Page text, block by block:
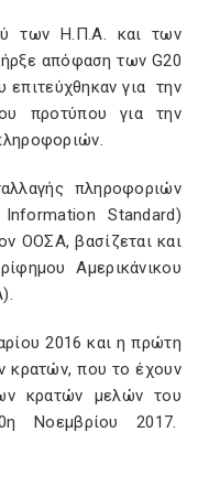
των Η.Π.Α. και των
απόφαση των G20
για την
προτύπου για την
πληροφοριών
Standard)
ΟΟΣΑ, βασίζεται και
Αμερικάνικου
2016 και η πρώτη
κρατών, που το έχουν
κρατών μελών του
Νοεμβρίου 2017.